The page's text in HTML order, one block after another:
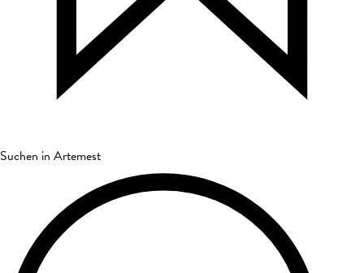
Suchen in Artemest